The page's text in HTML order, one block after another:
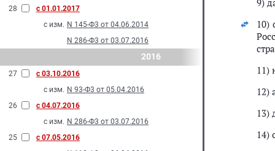
28
с 01.01.2017
с изм. N 145-Ф3 от 04.06.2014
N 286-Ф3 от 03.07.2016
2016
27
с 03.10.2016
с изм. N 93-Ф3 от 05.04.2016
26
с 04.07.2016
с изм. N 286-Ф3 от 03.07.2016
25
с 07.05.2016
9)
10)
11)
12)
13)
14)